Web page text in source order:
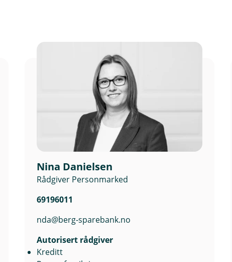
Nina Danielsen
Rådgiver Personmarked
69196011
nda@berg-sparebank.no
Autorisert rådgiver
Kreditt